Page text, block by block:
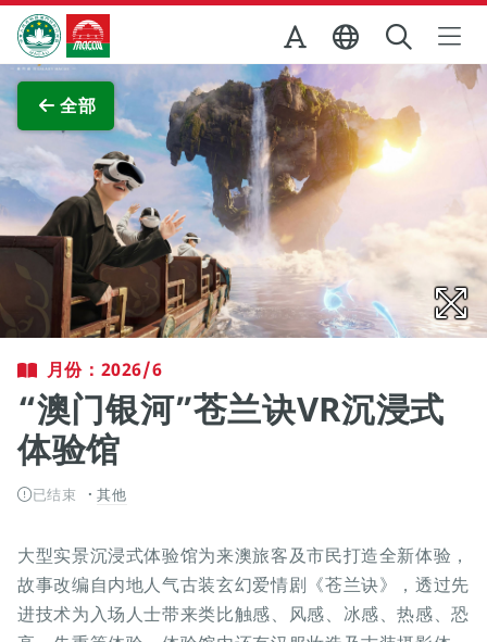
跳至主内容
澳门特别行政区政府旅游局
全部
查看原图
月份：2026/6
“澳门银河”苍兰诀VR沉浸式
体验馆
已结束 其他
大型实景沉浸式体验馆为来澳旅客及市民打造全新体验，
故事改编自内地人气古装玄幻爱情剧《苍兰诀》，透过先
进技术为入场人士带来类比触感、风感、冰感、热感、恐